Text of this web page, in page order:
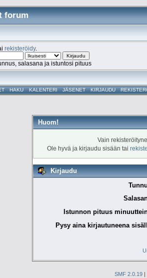
forum
rekisteröidy.
salasana ja istuntosi pituus
HAKU KALENTERI JÄSENET KIRJAUDU
Huom!
Vain
Ole hyvä ja kirjaudu sisään tai
Kirjaudu
Istunnon pituus
Pysy aina kirjautuneena
SMF 2.0.19